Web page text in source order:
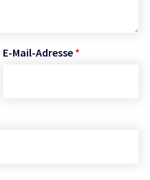
E-Mail-Adresse *